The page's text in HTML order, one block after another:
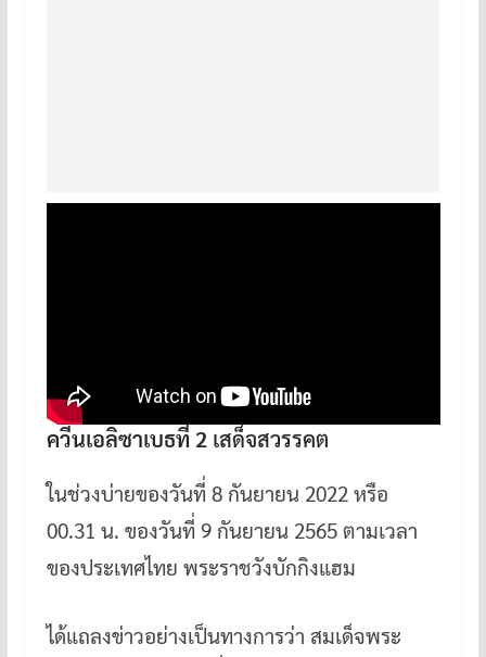
ควีนเอลิซาเบธที่ 2เสด็จสวรรคต
ในช่วงบ่ายของวันที่ 8 กันยายน 2022 หรือ
00.31 น. ของวันที่ 9 กันยายน 2565 ตามเวลา
ของประเทศไทย พระราชวังบักกิงแฮม
ได้แถลงข่าวอย่างเป็นทางการว่า สมเด็จพระ